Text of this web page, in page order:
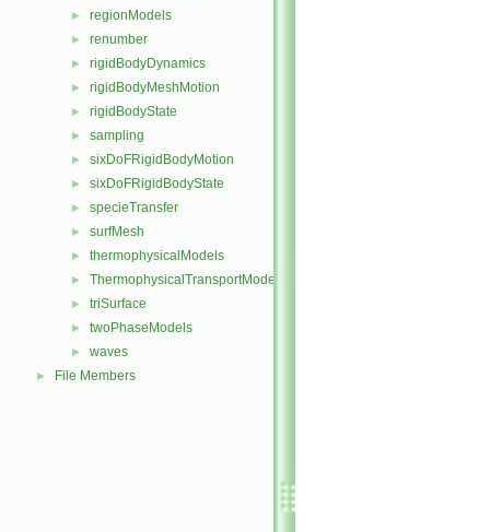
► regionModels
► renumber
► rigidBodyDynamics
► rigidBodyMeshMotion
► rigidBodyState
► sampling
► sixDoFRigidBodyMotion
► sixDoFRigidBodyState
► specieTransfer
► surfMesh
► thermophysicalModels
► ThermophysicalTransportModels
► triSurface
► twoPhaseModels
► waves
► File Members